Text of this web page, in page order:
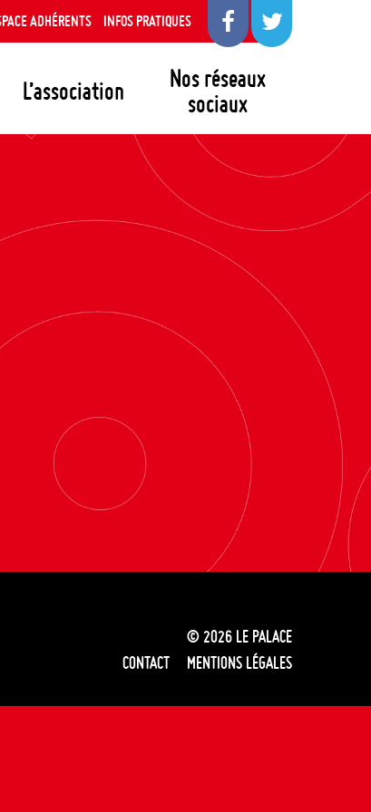
L’association
Nos réseaux
sociaux
ADHÉRENTS INFOS PRATIQUES
© 2026 LE PALACE
CONTACT
MENTIONS LÉGALES